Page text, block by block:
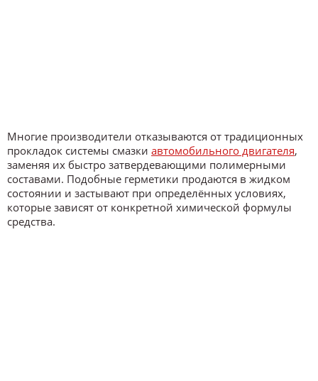
Многие производители отказываются от традиционных
прокладок системы смазки автомобильного двигателя,
заменяя их быстро затвердевающими полимерными
составами. Подобные герметики продаются в жидком
состоянии и застывают при определённых условиях,
которые зависят от конкретной химической формулы
средства.